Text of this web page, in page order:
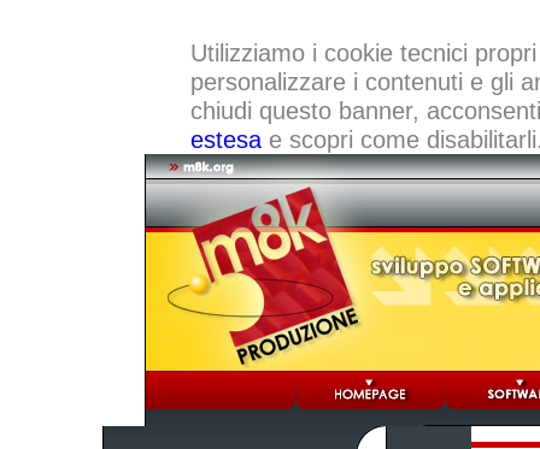
Utilizziamo i cookie tecnici
personalizzare i contenuti e gli
chiudi questo banner,
estesae scopri come